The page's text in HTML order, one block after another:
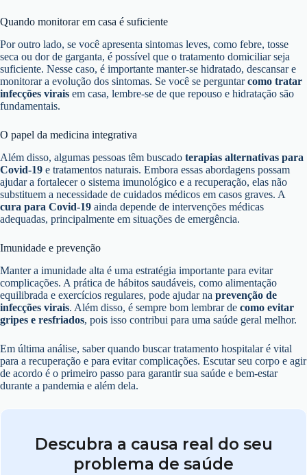
Quando monitorar em casa é suficiente
Por outro lado, se você apresenta sintomas leves, como febre, tosse
seca ou dor de garganta, é possível que o tratamento domiciliar seja
suficiente. Nesse caso, é importante manter-se hidratado, descansar e
monitorar a evolução dos sintomas. Se você se perguntarcomo tratar
infecções virais em casa, lembre-se de que repouso e hidratação são
fundamentais.
O papel da medicina integrativa
Além disso, algumas pessoas têm buscado terapias alternativas para
Covid-19 e tratamentos naturais. Embora essas abordagens possam
ajudar a fortalecer o sistema imunológico e a recuperação, elas não
substituem a necessidade de cuidados médicos em casos graves. A
cura para Covid-19 ainda depende de intervenções médicas
adequadas, principalmente em situações de emergência.
Imunidade e prevenção
Manter a imunidade alta é uma estratégia importante para evitar
complicações. A prática de hábitos saudáveis, como alimentação
equilibrada e exercícios regulares, pode ajudar na prevenção de
infecções virais. Além disso, é sempre bom lembrar de como evitar
gripes e resfriados, pois isso contribui para uma saúde geral melhor.
Em última análise, saber quando buscar tratamento hospitalar é vital
para a recuperação e para evitar complicações. Escutar seu corpo e agir
de acordo é o primeiro passo para garantir sua saúde e bem-estar
durante a pandemia e além dela.
Descubra a causa real do seu
problema de saúde